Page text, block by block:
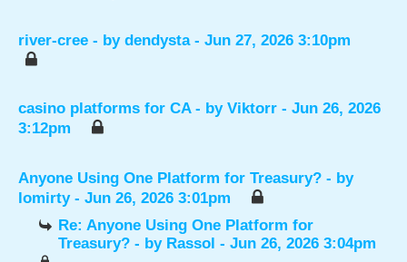
river-cree - by dendysta- Jun 27, 2026 3:10pm
casino platforms for CA - by Viktorr - Jun 26, 2026
3:12pm
Anyone Using One Platform for Treasury? - by
lomirty- Jun 26, 2026 3:01pm
Re: Anyone Using One Platform for
Treasury? - by Rassol - Jun 26, 2026 3:04pm